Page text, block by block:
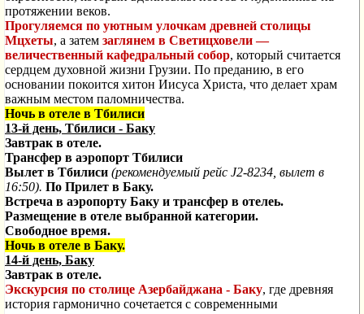
протяжении веков.
Прогуляемся по уютным улочкам древней столицы
Мцхеты, а затем заглянем в Светицховели —
величественный кафедральный собор, который считается
сердцем духовной жизни Грузии. По преданию, в его
основании покоится хитон Иисуса Христа, что делает храм
важным местом паломничества.
Ночь в отеле в Тбилиси
13-й день, Тбилиси - Баку
Завтрак в отеле.
Трансфер в аэропорт Тбилиси
Вылет в Тбилиси (рекомендуемый рейс J2-8234, вылет в
16:50). По Прилет в Баку.
Встреча в аэропорту Баку и трансфер в отелеь.
Размещение в отеле выбранной категории.
Свободное время.
Ночь в отеле в Баку.
14-й день, Баку
Завтрак в отеле.
Экскурсия по столице Азербайджана - Баку, где древняя
история гармонично сочетается с современными